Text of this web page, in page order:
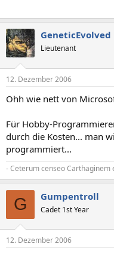
GeneticEvolved
Lieutenant
12. Dezember 2006
Ohh wie nett von
Für Hobby-
durch die Kosten... man
programmiert...
- Ceterum censeo Carthaginem
G Gumpentroll
Cadet 1st Year
12. Dezember 2006